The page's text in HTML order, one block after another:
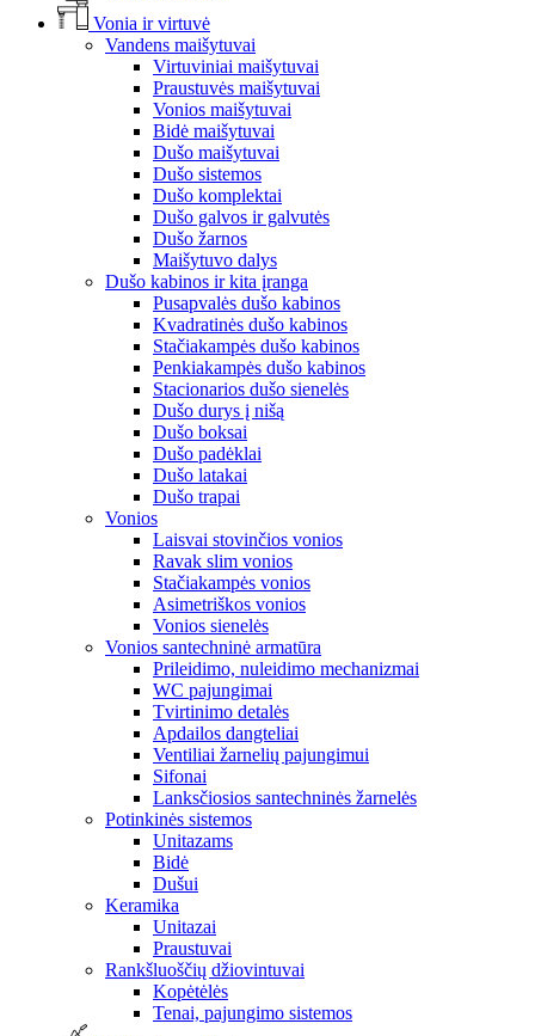
Vonia ir virtuvė
Vandens maišytuvai
Virtuviniai maišytuvai
Praustuvės maišytuvai
Vonios maišytuvai
Bidė maišytuvai
Dušo maišytuvai
Dušo sistemos
Dušo komplektai
Dušo galvos ir galvutės
Dušo žarnos
Maišytuvo dalys
Dušo kabinos ir kita įranga
Pusapvalės dušo kabinos
Kvadratinės dušo kabinos
Stačiakampės dušo kabinos
Penkiakampės dušo kabinos
Stacionarios dušo sienelės
Dušo durys į nišą
Dušo boksai
Dušo padėklai
Dušo latakai
Dušo trapai
Vonios
Laisvai stovinčios vonios
Ravak slim vonios
Stačiakampės vonios
Asimetriškos vonios
Vonios sienelės
Vonios santechninė armatūra
Prileidimo, nuleidimo mechanizmai
WC pajungimai
Tvirtinimo detalės
Apdailos dangteliai
Ventiliai žarnelių pajungimui
Sifonai
Lanksčiosios santechninės žarnelės
Potinkinės sistemos
Unitazams
Bidė
Dušui
Keramika
Unitazai
Praustuvai
Rankšluoščių džiovintuvai
Kopėtėlės
Tenai, pajungimo sistemos